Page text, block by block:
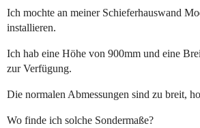
Ich mochte an meiner Schieferhauswand
installieren.
Ich hab eine Höhe von 900mm und eine
zur Verfügung.
Die normalen Abmessungen sind zu breit,
Wo finde ich solche Sondermaße?